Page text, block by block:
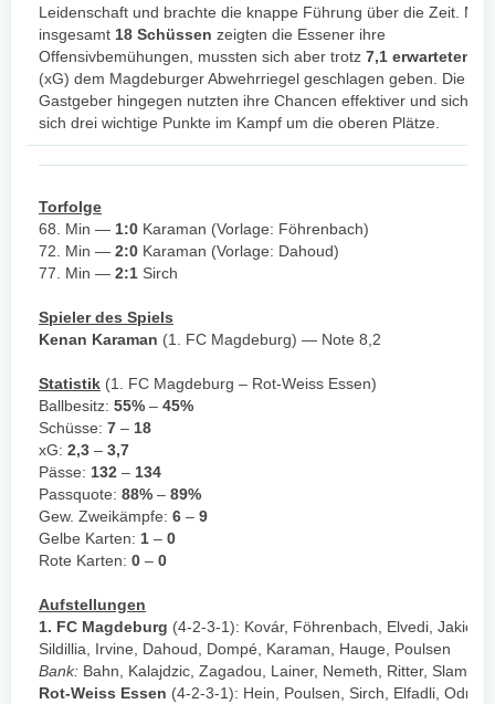
Leidenschaft und brachte die knappe Führung über die Zeit. Mit
insgesamt 18 Schüssen zeigten die Essener ihre
Offensivbemühungen, mussten sich aber trotz 7,1 erwarteten
(xG) dem Magdeburger Abwehrriegel geschlagen geben. Die
Gastgeber hingegen nutzten ihre Chancen effektiver und
sich drei wichtige Punkte im Kampf um die oberen Plätze.
Torfolge
68. Min — 1:0 Karaman (Vorlage: Föhrenbach)
72. Min — 2:0 Karaman (Vorlage: Dahoud)
77. Min — 2:1 Sirch
Spieler des Spiels
Kenan Karaman (1. FC Magdeburg) — Note 8,2
Statistik (1. FC Magdeburg – Rot-Weiss Essen)
Ballbesitz: 55% – 45%
Schüsse: 7 – 18
xG: 2,3 – 3,7
Pässe: 132 – 134
Passquote: 88% – 89%
Gew. Zweikämpfe: 6 – 9
Gelbe Karten: 1 – 0
Rote Karten: 0 – 0
Aufstellungen
1. FC Magdeburg (4-2-3-1): Kovár, Föhrenbach, Elvedi, Jakic,
Sildillia, Irvine, Dahoud, Dompé, Karaman, Hauge, Poulsen
Bank: Bahn, Kalajdzic, Zagadou, Lainer, Nemeth, Ritter, Slamar
Rot-Weiss Essen (4-2-3-1): Hein, Poulsen, Sirch, Elfadli,